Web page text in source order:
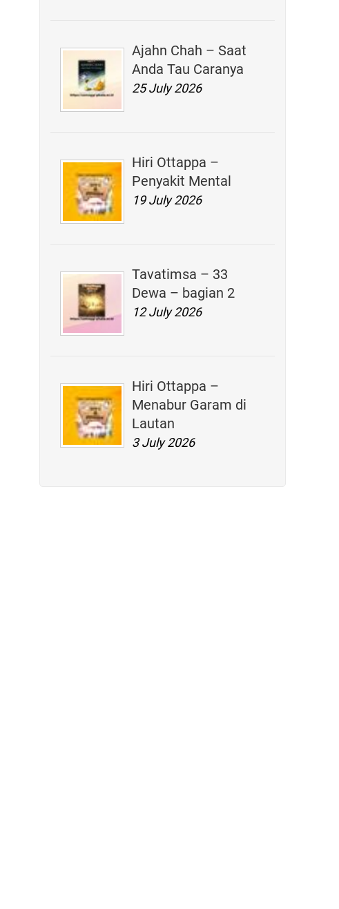
Ajahn Chah – Saat
Anda Tau Caranya
25 July 2026
Hiri Ottappa –
Penyakit Mental
19 July 2026
Tavatimsa – 33
Dewa – bagian 2
12 July 2026
Hiri Ottappa –
Menabur Garam di
Lautan
3 July 2026